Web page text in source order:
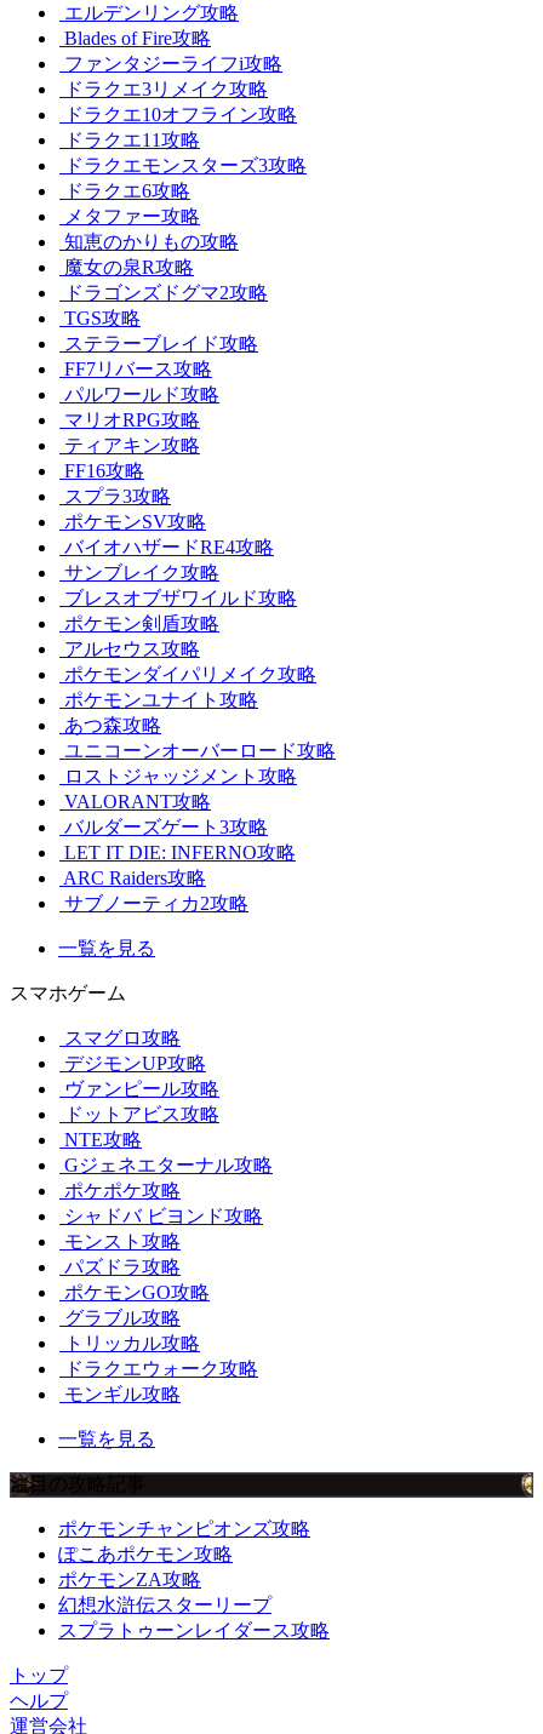
エルデンリング攻略
Blades of Fire攻略
ファンタジーライフi攻略
ドラクエ3リメイク攻略
ドラクエ10オフライン攻略
ドラクエ11攻略
ドラクエモンスターズ3攻略
ドラクエ6攻略
メタファー攻略
知恵のかりもの攻略
魔女の泉R攻略
ドラゴンズドグマ2攻略
TGS攻略
ステラーブレイド攻略
FF7リバース攻略
パルワールド攻略
マリオRPG攻略
ティアキン攻略
FF16攻略
スプラ3攻略
ポケモンSV攻略
バイオハザードRE4攻略
サンブレイク攻略
ブレスオブザワイルド攻略
ポケモン剣盾攻略
アルセウス攻略
ポケモンダイパリメイク攻略
ポケモンユナイト攻略
あつ森攻略
ユニコーンオーバーロード攻略
ロストジャッジメント攻略
VALORANT攻略
バルダーズゲート3攻略
LET IT DIE: INFERNO攻略
ARC Raiders攻略
サブノーティカ2攻略
一覧を見る
スマホゲーム
スマグロ攻略
デジモンUP攻略
ヴァンピール攻略
ドットアビス攻略
NTE攻略
Gジェネエターナル攻略
ポケポケ攻略
シャドバ ビヨンド攻略
モンスト攻略
パズドラ攻略
ポケモンGO攻略
グラブル攻略
トリッカル攻略
ドラクエウォーク攻略
モンギル攻略
一覧を見る
注目の攻略記事
ポケモンチャンピオンズ攻略
ぽこあポケモン攻略
ポケモンZA攻略
幻想水滸伝スターリープ
スプラトゥーンレイダース攻略
トップ
ヘルプ
運営会社